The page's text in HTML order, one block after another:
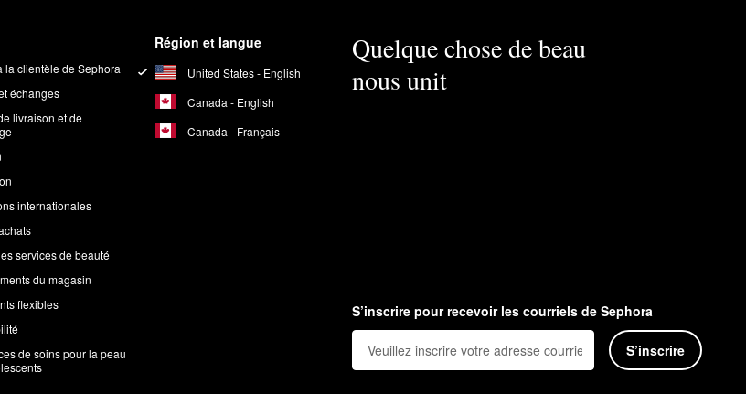
la clientèle de Sephora
échanges
livraison et de
internationales
services de beauté
du magasin
flexibles
de soins pour la peau
Région et langue
United States - English
Canada - English
Canada - Français
Quelque chose de beau
nous unit
S’inscrire pour recevoir les courriels de Sephora
S’inscrire